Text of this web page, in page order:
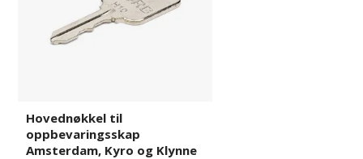
Klynne
Hovednøkkel til
oppbevaringsskap
Amsterdam, Kyro og Klynne